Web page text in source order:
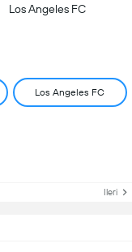
Los Angeles FC
Los Angeles FC
Ileri